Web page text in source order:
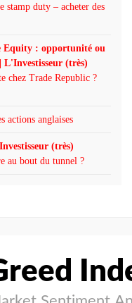
stamp duty – acheter des
Equity : opportunité ou
L'Investisseur (très)
chez Trade Republic ?
actions anglaises
(très)
au bout du tunnel ?